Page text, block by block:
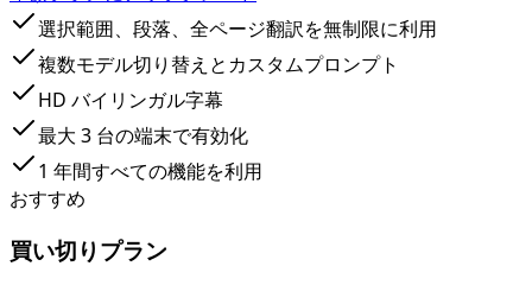
選択範囲、段落、全ページ翻訳を無制限に利用
複数モデル切り替えとカスタムプロンプト
HD バイリンガル字幕
最大 3 台の端末で有効化
1 年間すべての機能を利用
おすすめ
買い切りプラン